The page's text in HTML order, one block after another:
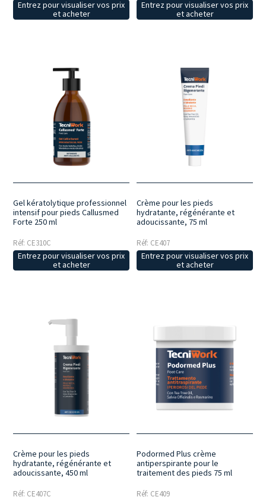
Entrez pour visualiser vos prix
et acheter
Entrez pour visualiser vos prix
et acheter
Gel kératolytique professionnel
intensif pour pieds Callusmed
Forte 250 ml
Réf: CE310C
Entrez pour visualiser vos prix
et acheter
Crème pour les pieds
hydratante, régénérante et
adoucissante, 75 ml
Réf: CE407
Entrez pour visualiser vos prix
et acheter
Crème pour les pieds
hydratante, régénérante et
adoucissante, 450 ml
Réf: CE407C
Podormed Plus crème
antiperspirante pour le
traitement des pieds 75 ml
Réf: CE409